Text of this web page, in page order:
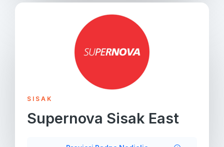
SISAK
Supernova Sisak East